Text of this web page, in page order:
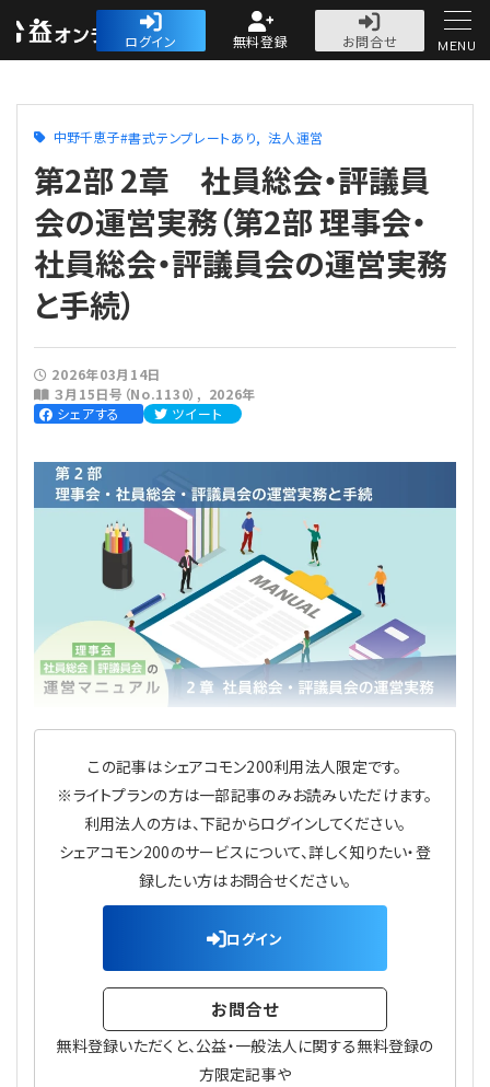
公益・一般法人オ
ログイン 無料登録
お問合せ
人気記事
法人運営
法人運営
理事会
評議員会・社員総会
理事・監事
登記関連
法改正-法人運営
会計・税務
会計・税務
定期提出書類
会計処理
税務
電子帳簿保存法
労務
労務管理
法改正-労務
利益相反取引
個人情報
資産運用
連載
カレンダー
NEWS・TOPIC・特報
【連載】オピニオンリーダーのnote
【連載】公益法人運営実務の処方箋
【連載】公益法人会計検定試験一問一答
【連載】公益法人制度のリアル
【連載】採用・定着・育成のための人事戦略
【連載】事例に学ぶ立入検査で想定される指摘事項
【連載】シェアコモン200インタビュー
【連載】シェアコモン200 誌上相談室
【連載】実務と税務のポイント
【連載】事務局だよりPLUS
無料記事
公益・一般法人オンラインとは
登録案内
プライバシーポリシー
MENU
中野千恵子 書式テンプレートあり 法人運営
第2部 2章 社員総会・評議員
会の運営実務（第2部 理事会・
社員総会・評議員会の運営実務
と手続）
2026年03月14日
３月15日号（No.1130）
2026年
シェアする
ツイート
この記事はシェアコモン200利用法人限定です。
※ライトプランの方は一部記事のみお読みいただけます。
利用法人の方は、下記からログインしてください。
シェアコモン200のサービスについて、詳しく知りたい・登
録したい方はお問合せください。
ログイン
お問合せ
無料登録いただくと、公益・一般法人に関する無料登録の
方限定記事や